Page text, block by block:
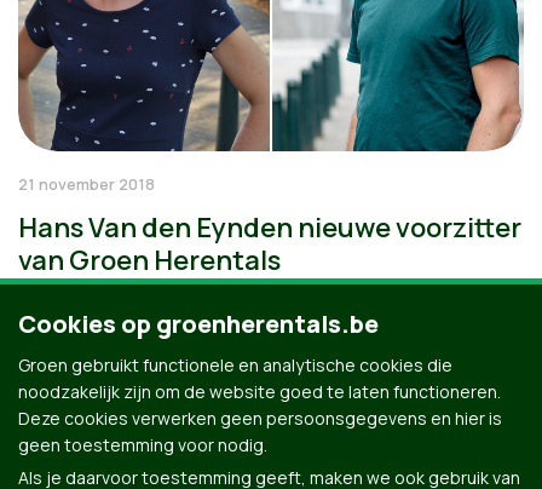
21 november 2018
Hans Van den Eynden nieuwe voorzitter
van Groen Herentals
Cookies op groenherentals.be
Groen gebruikt functionele en analytische cookies die
noodzakelijk zijn om de website goed te laten functioneren.
Deze cookies verwerken geen persoonsgegevens en hier is
geen toestemming voor nodig.
Als je daarvoor toestemming geeft, maken we ook gebruik van